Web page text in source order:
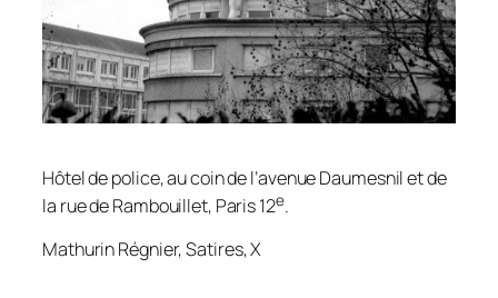
Hôtel de police, au coin de l’avenue Daumesnil et de
la rue de Rambouillet, Paris 12e.
Mathurin Régnier,Satires, X